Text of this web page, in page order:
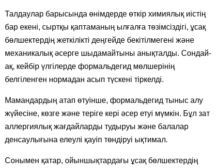
Талдаулар барысында өнімдерде өткір химиялық иістің
бар екені, сыртқы қаптаманың ылғалға төзімсіздігі, ұсақ
бөлшектердің жеткілікті деңгейде бекітілмегені және
механикалық әсерге шыдамайтыны анықталды. Сондай-
ақ, кейбір үлгілерде формальдегид мөлшерінің
белгіленген нормадан асып түскені тіркелді.
Мамандардың атап өтуінше, формальдегид тыныс алу
жүйесіне, көзге және теріге кері әсер етуі мүмкін. Бұл зат
аллергиялық жағдайларды тудыруы және балалар
денсаулығына елеулі қауіп төндіруі ықтимал.
Сонымен қатар, ойыншықтардағы ұсақ бөлшектердің